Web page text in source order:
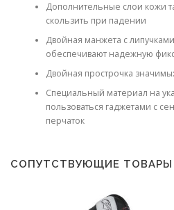
Дополнительные слои кожи
скользить при падении
Двойная манжета с
обеспечивают надежную
Двойная прострочка
Специальный материал на
пользоваться гаджетами с
перчаток
СОПУТСТВУЮЩИЕ ТОВАРЫ